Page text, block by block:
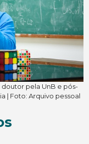
pela UnB e pós-
| Foto: Arquivo pessoal